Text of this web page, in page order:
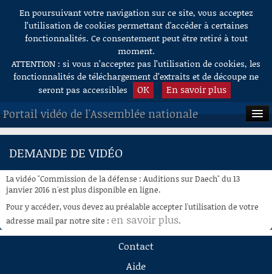
Aller au contenu
En poursuivant votre navigation sur ce site, vous acceptez
l’utilisation de cookies permettant d'accéder à certaines
fonctionnalités. Ce consentement peut être retiré à tout
moment.
ATTENTION : si vous n’acceptez pas l’utilisation de cookies, les
fonctionnalités de téléchargement d’extraits et de découpe ne
seront pas accessibles
OK En savoir plus
Portail vidéo de l'Assemblée nationale
ACCUEIL
À LA DEMANDE
RECHERCHE
AIDE À LA DÉCOUPE
DEMANDE DE VIDÉO
La vidéo "Commission de la défense : Auditions sur Daech" du 13
janvier 2016 n'est plus disponible en ligne.
Pour y accéder, vous devez au préalable accepter l'utilisation de votre
adresse mail par notre site : en savoir plus.
Contact
Aide